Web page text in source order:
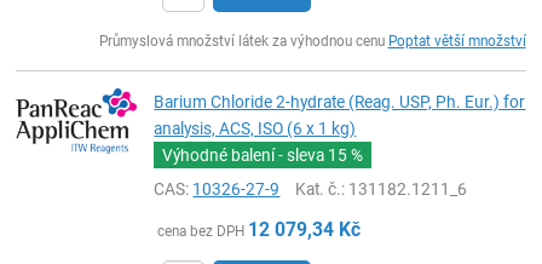
Průmyslová množství látek za výhodnou cenu Poptat větší množství
Barium Chloride 2-hydrate (Reag. USP, Ph. Eur.) for
analysis, ACS, ISO (6 x 1 kg)
Výhodné balení - sleva 15 %
CAS: 10326-27-9 Kat. č.: 131182.1211_6
cena bez DPH 12 079,34 Kč